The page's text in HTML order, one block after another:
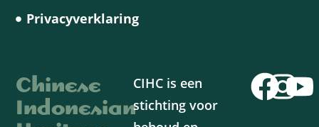
Chinese
Indonesian
CIHC is een
stichting voor
Privacyverklaring